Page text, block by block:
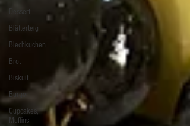
Dessert
Blätterteig
Blechkuchen
Brot
Biskuit
Burger
Cupcakes,
Muffins